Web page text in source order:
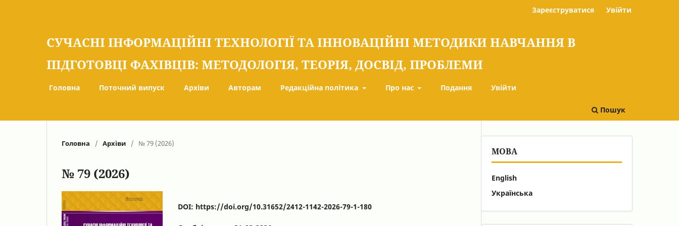
СУЧАСНІ ІНФОРМАЦІЙНІ ТЕХНОЛОГІЇ ТА ІННОВАЦІЙНІ МЕТОДИКИ НАВЧАННЯ В
ПІДГОТОВЦІ ФАХІВЦІВ: МЕТОДОЛОГІЯ, ТЕОРІЯ, ДОСВІД, ПРОБЛЕМИ
Головна Поточний випуск Архіви Авторам Редакційна політика Про нас Подання Увійти
Пошук
Зареєструватися Увійти
Головна / Архіви / № 79 (2026)
№ 79 (2026)
DOI: https://doi.org/10.31652/2412-1142-2026-79-1-180
МОВА
English
Українська